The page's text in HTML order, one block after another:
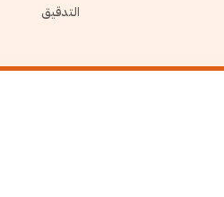
التدقيق